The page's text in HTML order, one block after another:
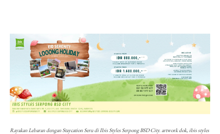
Rayakan Lebaran dengan Staycation Seru di Ibis Styles Serpong BSD City. artwork dok, ibis styles